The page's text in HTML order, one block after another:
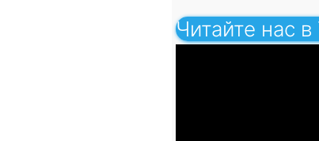
Читайте нас